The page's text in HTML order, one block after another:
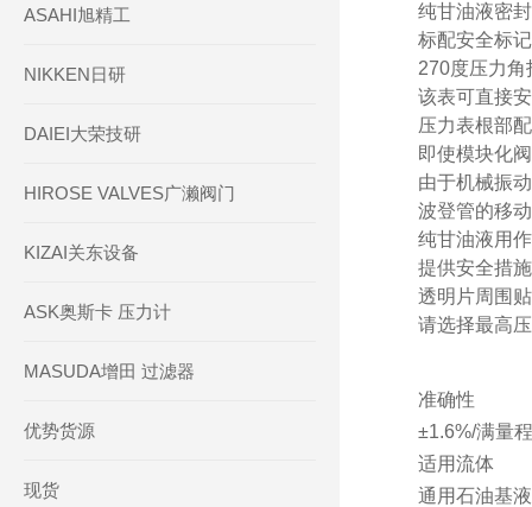
ASAHI旭精工
NIKKEN日研
DAIEI大荣技研
HIROSE VALVES广濑阀门
KIZAI关东设备
ASK奥斯卡 压力计
MASUDA增田 过滤器
优势货源
现货
纯甘油液密
标配安全标
270度压力角
该表可直接
压力表根部
即使模块化
由于机械振
波登管的移
纯甘油液用
提供安全措
透明片周围
请选择最高
准确性
±1.6%/满量程
适用流体
通用石油基